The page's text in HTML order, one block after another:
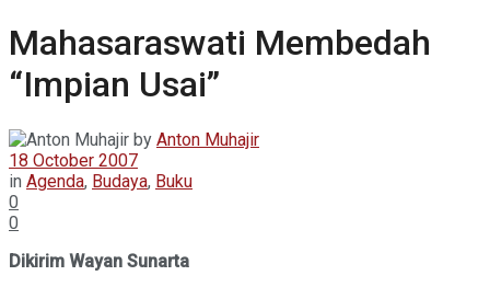
Mahasaraswati Membedah
“Impian Usai”
by Anton Muhajir
18 October 2007
in Agenda, Budaya, Buku
0
0
Dikirim Wayan Sunarta